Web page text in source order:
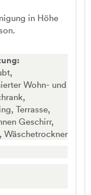
in Höhe
Wohn- und
Terrasse,
Geschirr,
Wäschetrockner